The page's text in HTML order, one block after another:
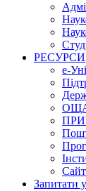
РЕСУРСИ
е-
Запитати